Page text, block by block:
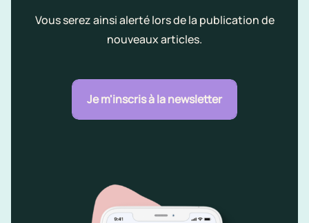
Vous serez ainsi alerté lors de la publication de
nouveaux articles.
Je m'inscris à la newsletter